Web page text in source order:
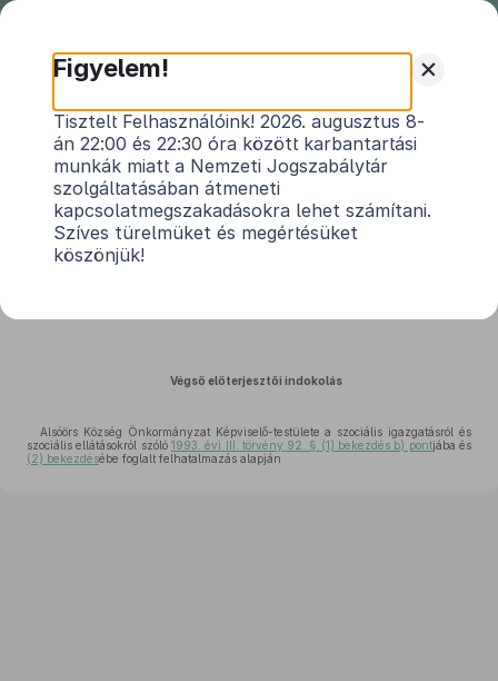
Alsóörs Község Önkormányzata
Képviselő-testületének 6/2026. (III.
24.) önkormányzati rendeletének
indokolása
Közlönyállapot 2026. 03. 31.
Végső előterjesztői indokolás
Alsóörs Község Önkormányzat Képviselő-testülete a szociális igazgatásról és
szociális ellátásokról szóló 1993. évi III. törvény 92. § (1) bekezdés b) pontjába és
(2) bekezdésébe foglalt felhatalmazás alapján
+
Figyelem!
Tisztelt Felhasználóink! 2026. augusztus 8-
án 22:00 és 22:30 óra között karbantartási
munkák miatt a Nemzeti Jogszabálytár
szolgáltatásában átmeneti
kapcsolatmegszakadásokra lehet számítani.
Szíves türelmüket és megértésüket
köszönjük!